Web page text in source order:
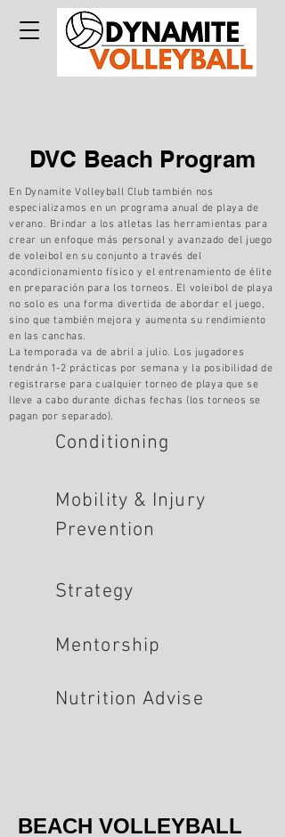
DVC Beach Program
En Dynamite Volleyball Club también nos
especializamos en un programa anual de playa de
verano. Brindar a los atletas las herramientas para
crear un enfoque más personal y avanzado del juego
de voleibol en su conjunto a través del
acondicionamiento físico y el entrenamiento de élite
en preparación para los torneos. El voleibol de playa
no solo es una forma divertida de abordar el juego,
sino que también mejora y aumenta su rendimiento
en las canchas.
La temporada va de abril a julio. Los jugadores
tendrán 1-2 prácticas por semana y la posibilidad de
registrarse para cualquier torneo de playa que se
lleve a cabo durante dichas fechas (los torneos se
pagan por separado).
Conditioning
Mobility & Injury
Prevention
Strategy
Mentorship
Nutrition Advise
BEACH VOLLEYBALL